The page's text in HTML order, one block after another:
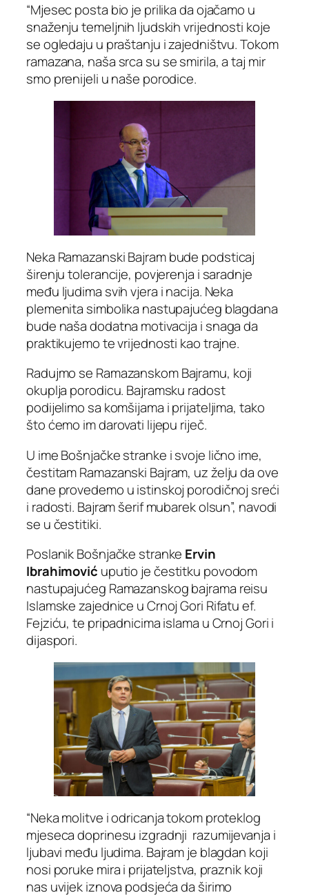
“Mjesec posta bio je prilika da ojačamo u
snaženju temeljnih ljudskih vrijednosti koje
se ogledaju u praštanju i zajedništvu. Tokom
ramazana, naša srca su se smirila, a taj mir
smo prenijeli u naše porodice.
Neka Ramazanski Bajram bude podsticaj
širenju tolerancije, povjerenja i saradnje
među ljudima svih vjera i nacija. Neka
plemenita simbolika nastupajućeg blagdana
bude naša dodatna motivacija i snaga da
praktikujemo te vrijednosti kao trajne.
Radujmo se Ramazanskom Bajramu, koji
okuplja porodicu. Bajramsku radost
podijelimo sa komšijama i prijateljima, tako
što ćemo im darovati lijepu riječ.
U ime Bošnjačke stranke i svoje lično ime,
čestitam Ramazanski Bajram, uz želju da ove
dane provedemo u istinskoj porodičnoj sreći
i radosti. Bajram šerif mubarek olsun”, navodi
se u čestitiki.
Poslanik Bošnjačke stranke Ervin
Ibrahimović uputio je čestitku povodom
nastupajućeg Ramazanskog bajrama reisu
Islamske zajednice u Crnoj Gori Rifatu ef.
Fejziću, te pripadnicima islama u Crnoj Gori i
dijaspori.
“Neka molitve i odricanja tokom proteklog
mjeseca doprinesu izgradnji razumijevanja i
ljubavi među ljudima. Bajram je blagdan koji
nosi poruke mira i prijateljstva, praznik koji
nas uvijek iznova podsjeća da širimo